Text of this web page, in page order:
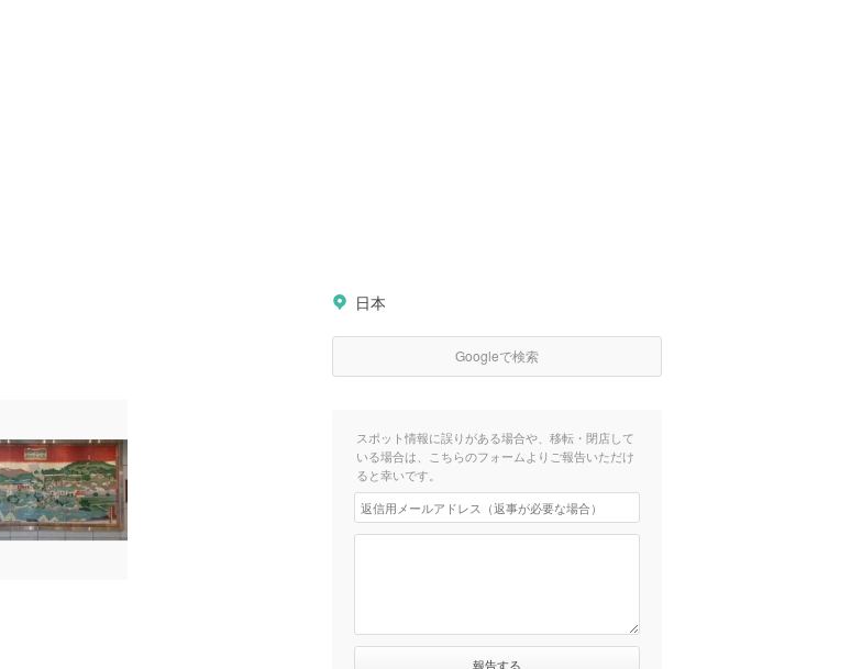
日本
Googleで検索
スポット情報に誤りがある場合や、移転・閉店して
いる場合は、こちらのフォームよりご報告いただけ
ると幸いです。